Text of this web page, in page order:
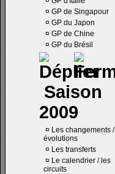
¤ GP de Singapour
¤ GP du Japon
¤ GP de Chine
¤ GP du Brésil
Saison
2009
¤ Les changements /
évolutions
¤ Les transferts
¤ Le calendrier / les
circuits